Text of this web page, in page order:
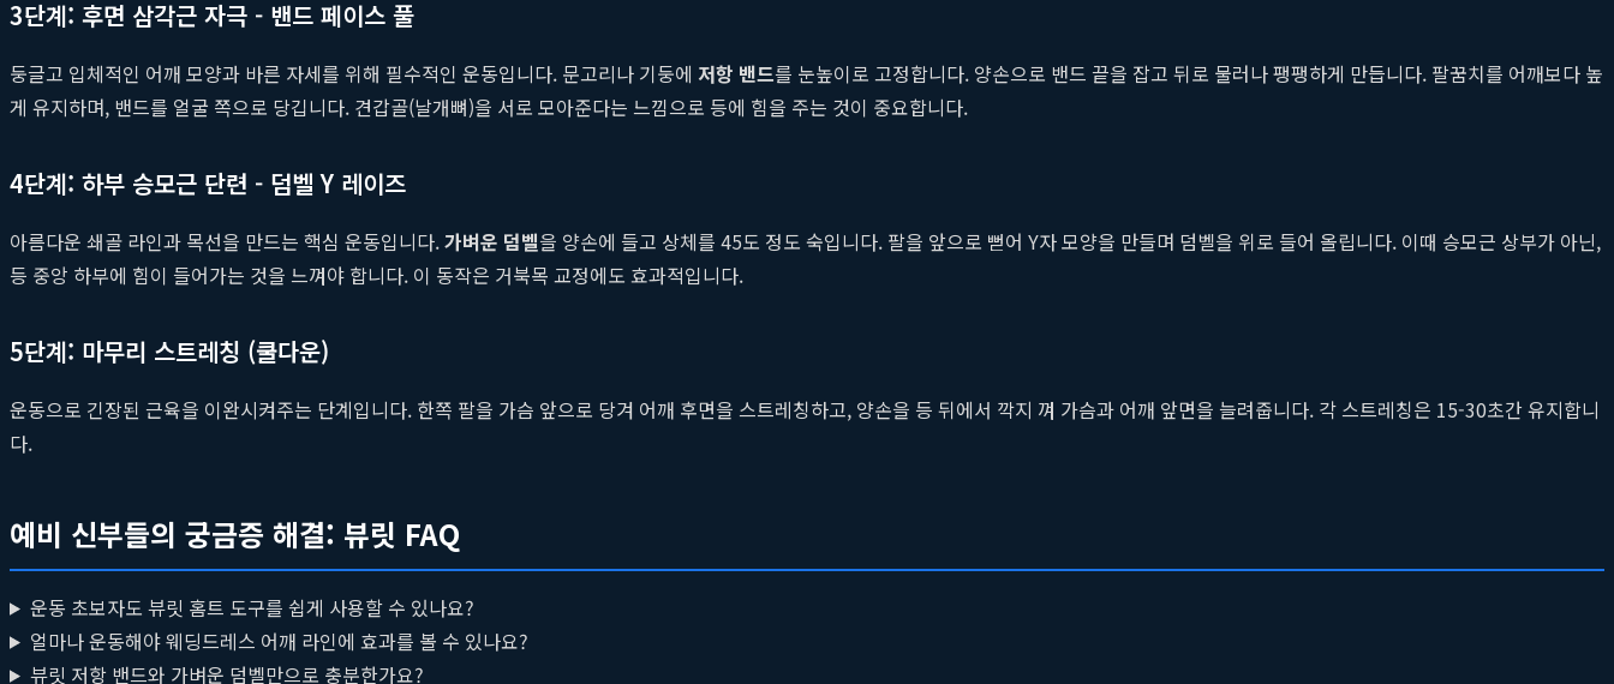
3단계: 후면 삼각근 자극 - 밴드 페이스 풀
둥글고 입체적인 어깨 모양과 바른 자세를 위해 필수적인 운동입니다. 문고리나 기둥에 저항 밴드를 눈높이로 고정합니다. 양손으로 밴드 끝을 잡고 뒤로 물러나 팽팽하게 만듭니다. 팔꿈치를 어깨보다 높
게 유지하며, 밴드를 얼굴 쪽으로 당깁니다. 견갑골(날개뼈)을 서로 모아준다는 느낌으로 등에 힘을 주는 것이 중요합니다.
4단계: 하부 승모근 단련 - 덤벨 Y 레이즈
아름다운 쇄골 라인과 목선을 만드는 핵심 운동입니다.가벼운 덤벨을 양손에 들고 상체를 45도 정도 숙입니다. 팔을 앞으로 뻗어 Y자 모양을 만들며 덤벨을 위로 들어 올립니다. 이때 승모근 상부가 아닌,
등 중앙 하부에 힘이 들어가는 것을 느껴야 합니다. 이 동작은 거북목 교정에도 효과적입니다.
5단계: 마무리 스트레칭 (쿨다운)
운동으로 긴장된 근육을 이완시켜주는 단계입니다. 한쪽 팔을 가슴 앞으로 당겨 어깨 후면을 스트레칭하고, 양손을 등 뒤에서 깍지 껴 가슴과 어깨 앞면을 늘려줍니다. 각 스트레칭은 15-30초간 유지합니
다.
예비 신부들의 궁금증 해결: 뷰릿 FAQ
운동 초보자도 뷰릿 홈트 도구를 쉽게 사용할 수 있나요?
얼마나 운동해야 웨딩드레스 어깨 라인에 효과를 볼 수 있나요?
뷰릿 저항 밴드와 가벼운 덤벨만으로 충분한가요?